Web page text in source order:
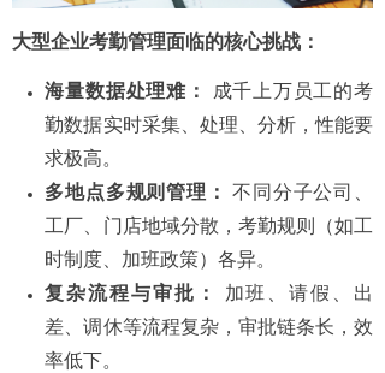
大型企业考勤管理面临的核心挑战：
海量数据处理难：
成千上万员工的考
勤数据实时采集、处理、分析，性能要
求极高。
多地点多规则管理：
不同分子公司、
工厂、门店地域分散，考勤规则（如工
时制度、加班政策）各异。
复杂流程与审批：
加班、请假、出
差、调休等流程复杂，审批链条长，效
率低下。